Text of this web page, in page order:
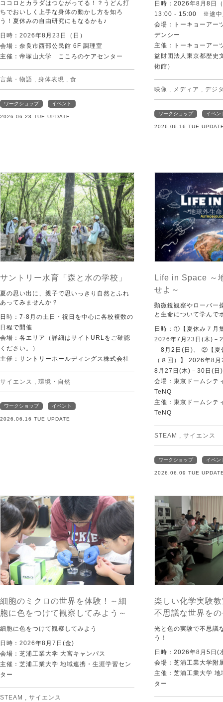
ココロとカラダはつながってる！？うどん打
ちでおいしく上手な身体の動かし方を知ろ
う！夏休みの自由研究にもなるかも♪
日時：2026年8月23日（日）
会場：奈良市西部公民館 6F 調理室
主催：帝塚山大学 こころのケアセンター
言葉・物語 身体表現 食
ワークショップ イベント
2026.06.23 TUE UPDATE
日時：2026年8月8日
13:00 - 15:00 ※途中
会場：トーキョーアー
デンシー
主催：トーキョーアー
益財団法人東京都歴史
術館）
映像 メディア デジ
ワークショップ イベン
2026.06.16 TUE
サントリー水育「森と水の学校」
夏の思い出に、親子で思いっきり自然とふれ
あってみませんか？
日時：7-8月の土日・祝日を中心に各校複数の
日程で開催
会場：各エリア（詳細はサイトURLをご確認
ください。）
主催：サントリーホールディングス株式会社
サイエンス 環境・自然
ワークショップ イベント
2026.06.16 TUE UPDATE
Life in Space ～
せよ～
顕微鏡観察やローバー
と生命について学んで
日時：①【夏休み７月
2026年7月23日(木)－
－8月2日(日)、 ②【夏
（８回）】 2026年8
8月27日(木)－30日(日)
会場：東京ドームシ
TeNQ
主催：東京ドームシ
TeNQ
STEAM サイエンス
ワークショップ イベン
2026.06.09 TUE
細胞のミクロの世界を体験！～細
胞に色をつけて観察してみよう～
細胞に色をつけて観察してみよう
日時：2026年8月7日(金)
会場：芝浦工業大学 大宮キャンパス
主催：芝浦工業大学 地域連携・生涯学習セン
ター
STEAM サイエンス
楽しい化学実験
不思議な世界を
光と色の実験で不思議
う！
日時：2026年8月5日(
会場：芝浦工業大学附
主催：芝浦工業大学
ター